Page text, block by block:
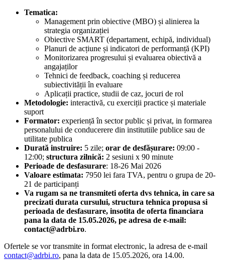
Tematica:
Management prin obiective (MBO) și alinierea la
strategia organizației
Obiective SMART (departament, echipă, individual)
Planuri de acțiune și indicatori de performanță (KPI)
Monitorizarea progresului și evaluarea obiectivă a
angajaților
Tehnici de feedback, coaching și reducerea
subiectivității în evaluare
Aplicații practice, studii de caz, jocuri de rol
Metodologie: interactivă, cu exerciții practice și materiale
suport
Formator: experiență în sector public și privat, in formarea
personalului de conducerere din institutiile publice sau de
utilitate publica
Durată instruire: 5 zile; orar de desfășurare: 09:00 -
12:00; structura zilnică: 2 sesiuni x 90 minute
Perioade de desfasurare: 18-26 Mai 2026
Valoare estimata: 7950 lei fara TVA, pentru o grupa de 20-
21 de participanți
Va rugam sa ne transmiteti oferta dvs tehnica, in care sa
precizati durata cursului, structura tehnica propusa si
perioada de desfasurare, insotita de oferta financiara
pana la data de 15.05.2026, pe adresa de e-mail:
contact@adrbi.ro.
Ofertele se vor transmite in format electronic, la adresa de e-mail
contact@adrbi.ro, pana la data de 15.05.2026, ora 14.00.